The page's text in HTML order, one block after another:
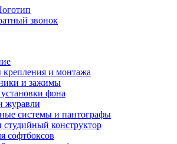
звонок
и монтажа
и зажимы
фона
журавли
системы и пантографы
конструктор
софтбоксов